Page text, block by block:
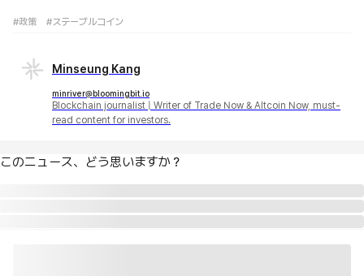
#政策 #ステーブルコイン
Minseung Kang
minriver@bloomingbit.io
Blockchain journalist | Writer of Trade Now & Altcoin Now, must-
read content for investors.
このニュース、どう思いますか？